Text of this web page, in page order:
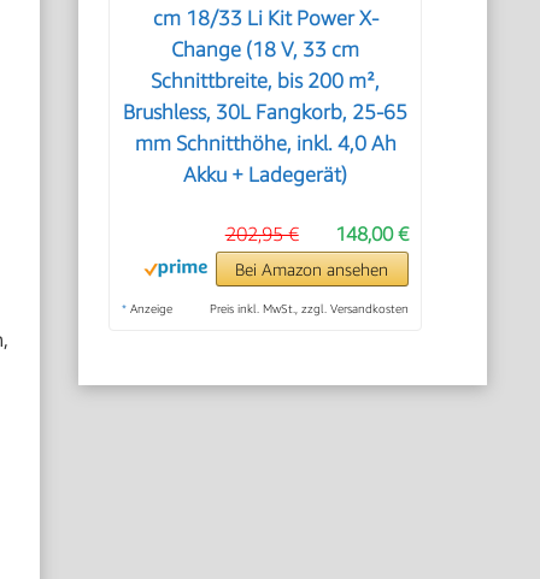
cm 18/33 Li Kit Power X-
Change (18 V, 33 cm
Schnittbreite, bis 200 m²,
Brushless, 30L Fangkorb, 25-65
mm Schnitthöhe, inkl. 4,0 Ah
Akku + Ladegerät)
148,00 €
202,95 €
Bei Amazon ansehen
* Anzeige Preis inkl. MwSt., zzgl. Versandkosten